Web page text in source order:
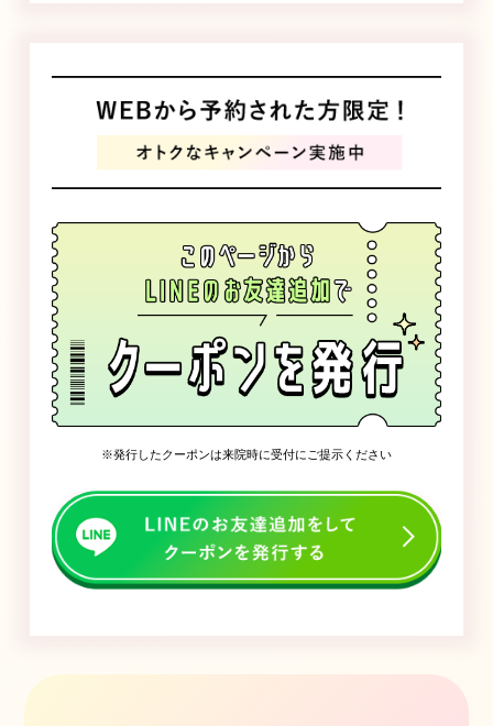
発行したクーポンは来院時に受付にご提示ください